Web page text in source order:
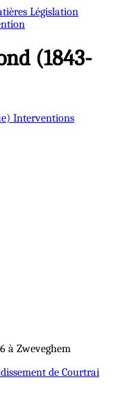
Législation
(1843-
Interventions
à Zweveghem
de Courtrai